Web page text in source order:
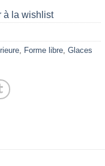
à la wishlist
, Forme libre, Glaces